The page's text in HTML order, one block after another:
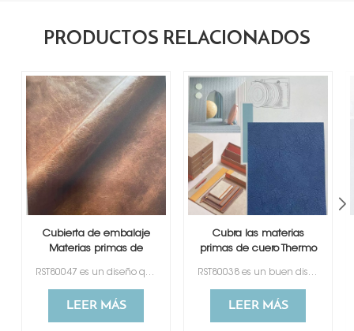
PRODUCTOS RELACIONADOS
Cubierta de embalaje
Materias primas de
RST80047 es un diseño que imita el cuero genuino. Tiene un buen tacto sintiéndose como la piel.
LEER MÁS
Cubra las materias
primas de cuero Thermo
RST80038 es un buen diseño de cuero artificial que cambia de color que imita el cuero genuino.
LEER MÁS